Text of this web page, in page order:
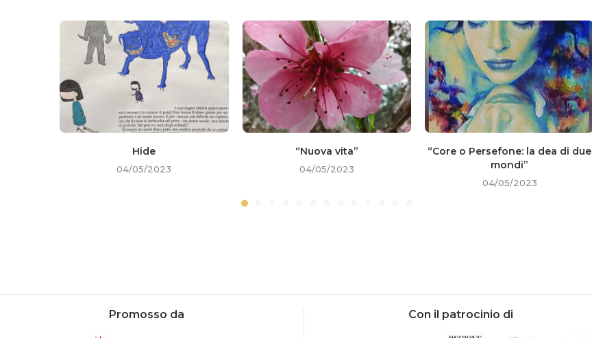
Hide
04/05/2023
“Nuova vita”
04/05/2023
“Core o Persefone: la dea di due
mondi”
04/05/2023
Promosso da Con il patrocinio di